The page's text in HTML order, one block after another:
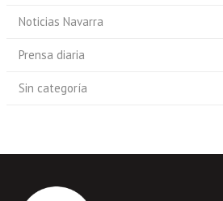
Noticias Navarra
Prensa diaria
Sin categoría